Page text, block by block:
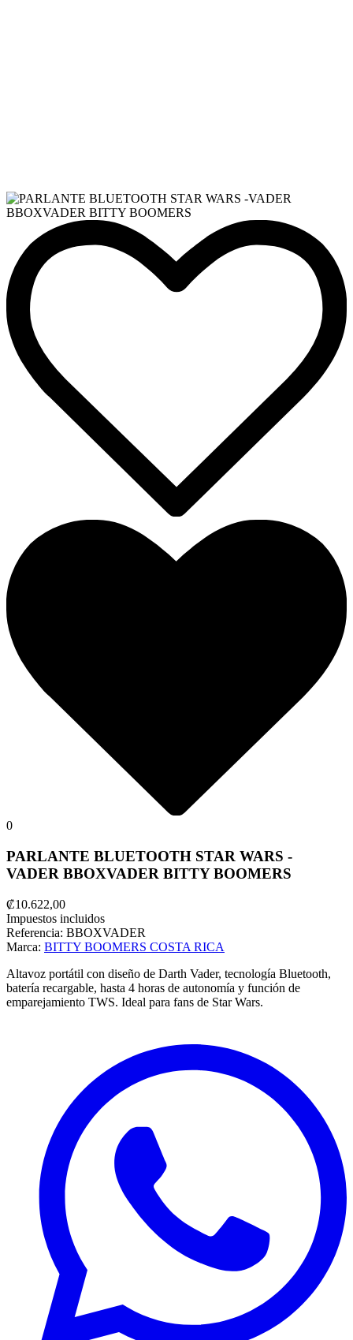
0
PARLANTE BLUETOOTH STAR WARS -
VADER BBOXVADER BITTY BOOMERS
₡10.622,00
Impuestos incluidos
Referencia: BBOXVADER
Marca: BITTY BOOMERS COSTA RICA
Altavoz portátil con diseño de Darth Vader, tecnología Bluetooth,
batería recargable, hasta 4 horas de autonomía y función de
emparejamiento TWS. Ideal para fans de Star Wars.